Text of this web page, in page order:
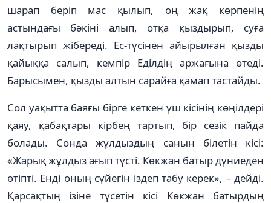
шарап беріп мас қылып, оң жақ көрпенің
астындағы бәкіні алып, отқа қыздырып, суға
лақтырып жібереді. Ес-түсінен айырылған қызды
қайыққа салып, кемпір Еділдің аржағына өтеді.
Барысымен, қызды алтын сарайға қамап тастайды.
Сол уақытта баяғы бірге кеткен үш кісінің көңілдері
қаяу, қабақтары кірбең тартып, бір сезік пайда
болады. Сонда жұлдыздың санын білетін кісі:
«Жарық жұлдыз ағып түсті. Көкжан батыр дүниеден
өтіпті. Енді оның сүйегін іздеп табу керек», – дейді.
Қарсақтың ізіне түсетін кісі Көкжан батырдың